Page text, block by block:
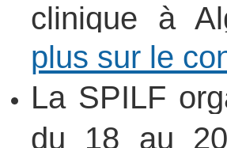
clinique à
plus sur le
La SPILF
du 18 au